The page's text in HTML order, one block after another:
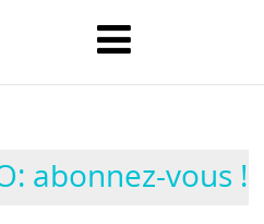
abonnez-vous !